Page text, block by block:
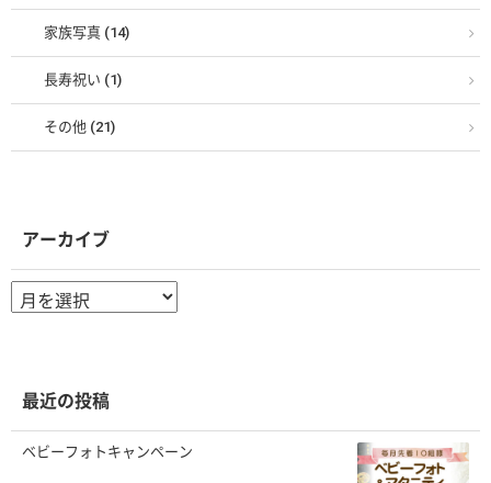
家族写真 (14)
長寿祝い (1)
その他 (21)
アーカイブ
ア
ー
最近の投稿
ベビーフォトキャンペーン